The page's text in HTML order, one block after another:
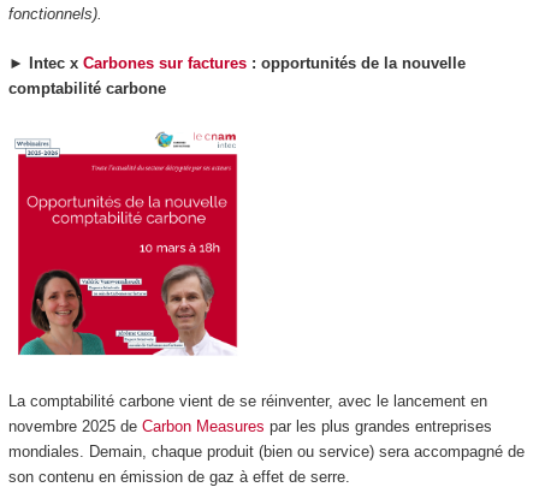
fonctionnels).
► Intec x Carbones sur factures: opportunités de la nouvelle
comptabilité carbone
La comptabilité carbone vient de se réinventer, avec le lancement en
novembre 2025 de Carbon Measures par les plus grandes entreprises
mondiales. Demain, chaque produit (bien ou service) sera accompagné de
son contenu en émission de gaz à effet de serre.